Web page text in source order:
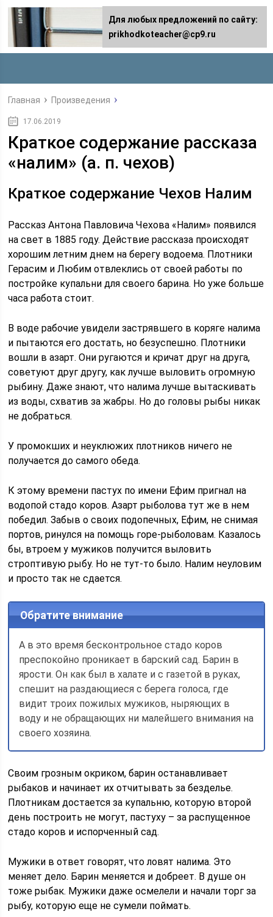
Главная Произведения
17.06.2019
Краткое содержание рассказа
«налим» (а. п. чехов)
Краткое содержание Чехов Налим
Рассказ Антона Павловича Чехова «Налим» появился
на свет в 1885 году. Действие рассказа происходят
хорошим летним днем на берегу водоема. Плотники
Герасим и Любим отвлеклись от своей работы по
постройке купальни для своего барина. Но уже больше
часа работа стоит.
В воде рабочие увидели застрявшего в коряге налима
и пытаются его достать, но безуспешно. Плотники
вошли в азарт. Они ругаются и кричат друг на друга,
советуют друг другу, как лучше выловить огромную
рыбину. Даже знают, что налима лучше вытаскивать
из воды, схватив за жабры. Но до головы рыбы никак
не добраться.
У промокших и неуклюжих плотников ничего не
получается до самого обеда.
К этому времени пастух по имени Ефим пригнал на
водопой стадо коров. Азарт рыболова тут же в нем
победил. Забыв о своих подопечных, Ефим, не снимая
портов, ринулся на помощь горе-рыболовам. Казалось
бы, втроем у мужиков получится выловить
строптивую рыбу. Но не тут-то было. Налим неуловим
и просто так не сдается.
Обратите внимание
А в это время бесконтрольное стадо коров
преспокойно проникает в барский сад. Барин в
ярости. Он как был в халате и с газетой в руках,
спешит на раздающиеся с берега голоса, где
видит троих пожилых мужиков, ныряющих в
воду и не обращающих ни малейшего внимания на
своего хозяина.
Своим грозным окриком, барин останавливает
рыбаков и начинает их отчитывать за безделье.
Плотникам достается за купальню, которую второй
день построить не могут, пастуху – за распущенное
стадо коров и испорченный сад.
Мужики в ответ говорят, что ловят налима. Это
меняет дело. Барин меняется и добреет. В душе он
тоже рыбак. Мужики даже осмелели и начали торг за
рыбу, которую еще не сумели поймать.
Для любых предложений по сайту:
prikhodkoteacher@cp9.ru